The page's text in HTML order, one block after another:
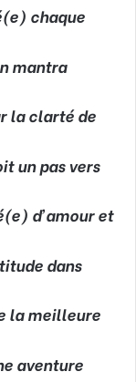
chaque
mantra
la clarté de
un pas vers
d’amour et
dans
la meilleure
aventure